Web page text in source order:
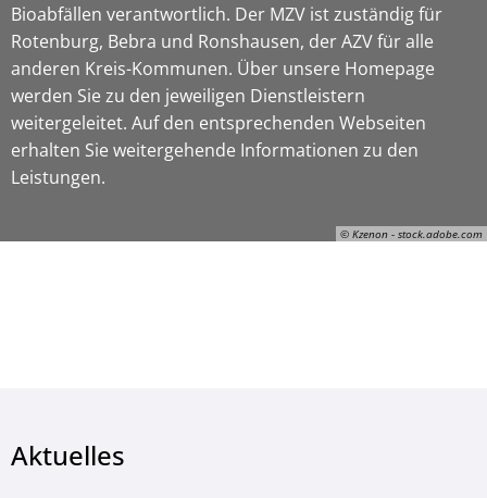
© Kzenon - stock.adobe.com
Bioabfällen verantwortlich. Der MZV ist zuständig für
Rotenburg, Bebra und Ronshausen, der AZV für alle
anderen Kreis-Kommunen. Über unsere Homepage
werden Sie zu den jeweiligen Dienstleistern
weitergeleitet. Auf den entsprechenden Webseiten
erhalten Sie weitergehende Informationen zu den
Leistungen.
Aktuelles